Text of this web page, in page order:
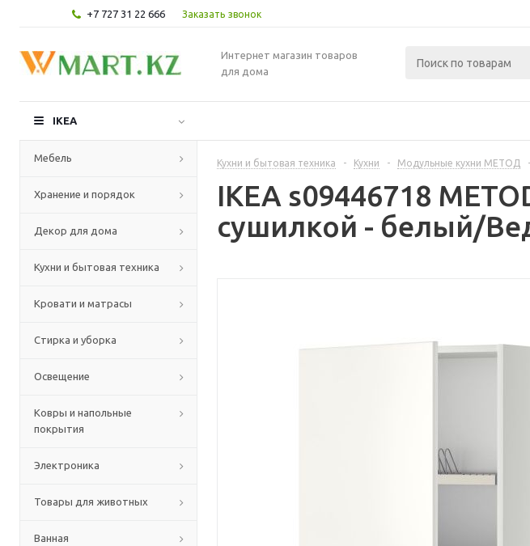
+7 727 31 22 666 Заказать звонок
Интернет магазин товаров
для дома
IKEA
Мебель
Хранение и порядок
Декор для дома
Кухни и бытовая техника
Кровати и матрасы
Стирка и уборка
Освещение
Ковры и напольные
покрытия
Электроника
Товары для животных
Ванная
Кухни и бытовая техника - Кухни - Модульные кухни МЕТОД -
IKEA s09446718
сушилкой - белый/